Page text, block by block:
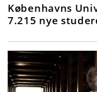
Københavns
7.215 nye